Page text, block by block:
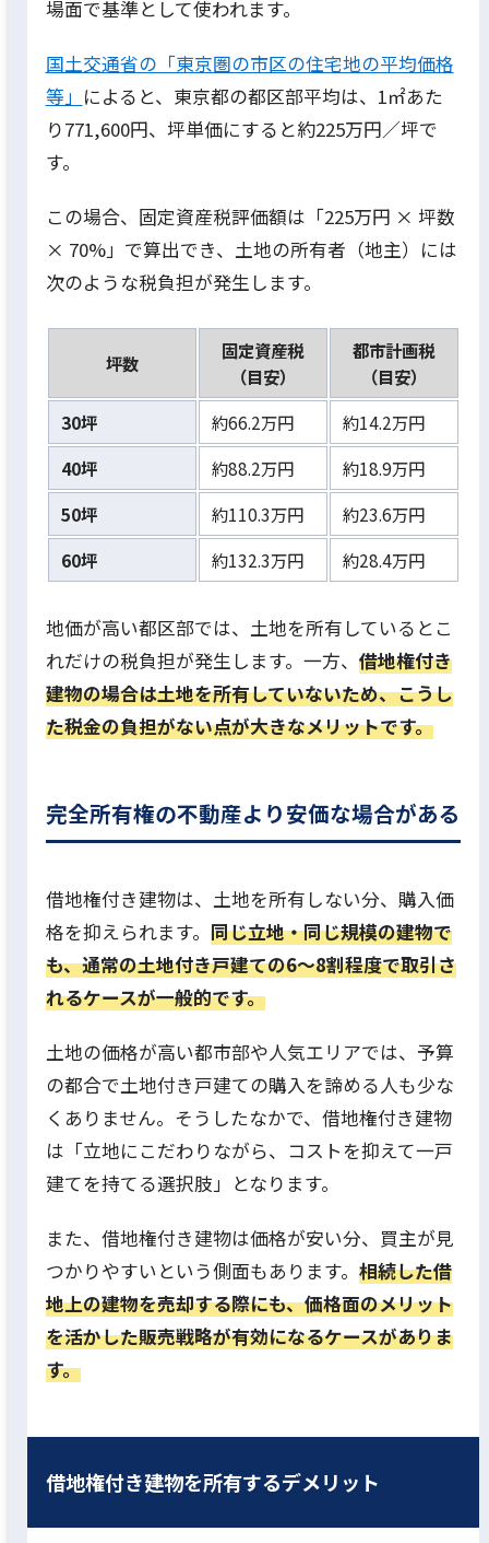
場面で基準として使われます。
国土交通省の「東京圏の市区の住宅地の平均価格
等」 によると、東京都の都区部平均は、1㎡あた
り771,600円、坪単価にすると約225万円／坪で
す。
この場合、固定資産税評価額は「225万円 × 坪数
× 70%」で算出でき、土地の所有者（地主）には
次のような税負担が発生します。
坪数
固定資産税
（目安）
都市計画税
（目安）
30坪
約66.2万円
約14.2万円
40坪
約88.2万円
約18.9万円
50坪
約110.3万円
約23.6万円
60坪
約132.3万円 約28.4万円
地価が高い都区部では、土地を所有しているとこ
れだけの税負担が発生します。一方、 借地権付き
建物の場合は土地を所有していないため、こうし
た税金の負担がない点が大きなメリットです。
完全所有権の不動産より安価な場合がある
借地権付き建物は、土地を所有しない分、購入価
格を抑えられます。 同じ立地・同じ規模の建物で
も、通常の土地付き戸建ての6〜8割程度で取引さ
れるケースが一般的です。
土地の価格が高い都市部や人気エリアでは、予算
の都合で土地付き戸建ての購入を諦める人も少な
くありません。そうしたなかで、借地権付き建物
は「立地にこだわりながら、コストを抑えて一戸
建てを持てる選択肢」となります。
また、借地権付き建物は価格が安い分、買主が見
つかりやすいという側面もあります。 相続した借
地上の建物を売却する際にも、価格面のメリット
を活かした販売戦略が有効になるケースがありま
す。
借地権付き建物を所有するデメリット